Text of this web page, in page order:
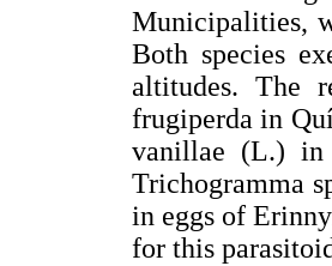
Municipalities,
Both species
altitudes. The
frugiperda in
vanillae (L.) in
Trichogramma
in eggs of
for this